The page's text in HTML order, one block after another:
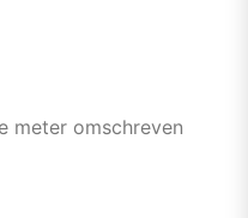
meter omschreven